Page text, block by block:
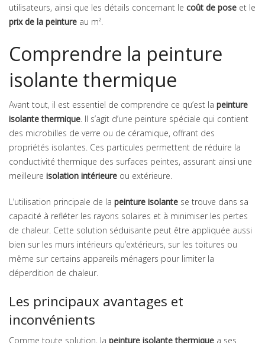
utilisateurs, ainsi que les détails concernant le coût de pose et le
prix de la peinture au m².
Comprendre la peinture
isolante thermique
Avant tout, il est essentiel de comprendre ce qu’est la peinture
isolante thermique. Il s’agit d’une peinture spéciale qui contient
des microbilles de verre ou de céramique, offrant des
propriétés isolantes. Ces particules permettent de réduire la
conductivité thermique des surfaces peintes, assurant ainsi une
meilleure isolation intérieure ou extérieure.
L’utilisation principale de la peinture isolante se trouve dans sa
capacité à refléter les rayons solaires et à minimiser les pertes
de chaleur. Cette solution séduisante peut être appliquée aussi
bien sur les murs intérieurs qu’extérieurs, sur les toitures ou
même sur certains appareils ménagers pour limiter la
déperdition de chaleur.
Les principaux avantages et
inconvénients
Comme toute solution, la peinture isolante thermique a ses